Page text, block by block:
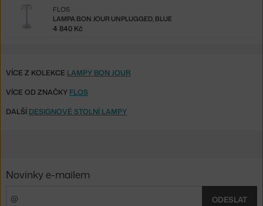
LAMPA BON JOUR UNPLUGGED, BLUE
FLOS
4 840 Kč
VÍCE Z KOLEKCE LAMPY BON JOUR
VÍCE OD ZNAČKY FLOS
DALŠÍ DESIGNOVÉ STOLNÍ LAMPY
Novinky e-mailem
ODESLAT